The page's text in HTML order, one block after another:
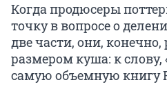
Когда продюсеры
точку в вопросе о
две части, они, конечно,
размером куша: к слову,
самую объемную книгу